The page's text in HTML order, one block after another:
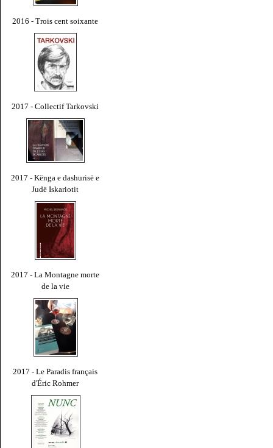
2016 - Trois cent soixante
2017 - Collectif Tarkovski
2017 - Kënga e dashurisë e
Judë Iskariotit
2017 - La Montagne morte
de la vie
2017 - Le Paradis français
d'Éric Rohmer